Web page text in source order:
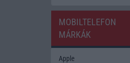
MOBILTELEFON
MÁRKÁK
Apple